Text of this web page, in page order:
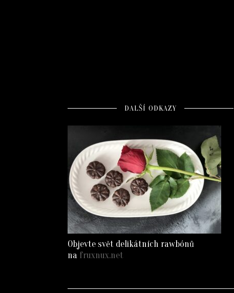
DALŠÍ ODKAZY
Objevte svět delikátních rawbónů
na fruxnux.net